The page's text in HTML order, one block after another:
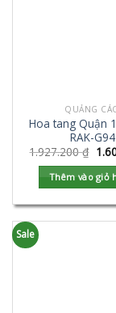
QUẢNG
Hoa tang Quận
RAK-G94
1.927.200₫
Thêm vào giỏ
Sale